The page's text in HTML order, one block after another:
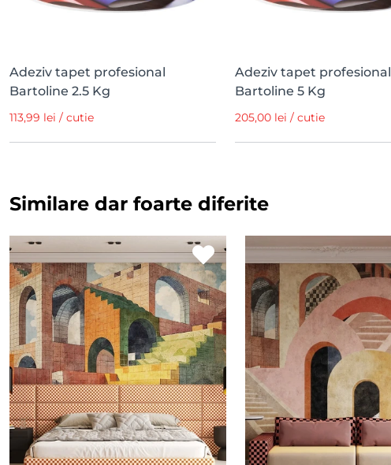
Adeziv tapet profesional
Bartoline 2.5 Kg
113,99 lei / cutie
Adeziv tapet profesional
Bartoline 5 Kg
205,00 lei / cutie
Similare dar foarte diferite